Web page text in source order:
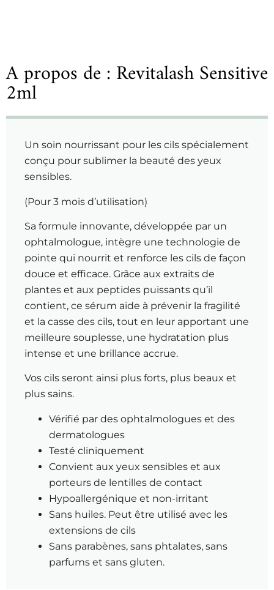
A propos de : Revitalash Sensitive
2ml
Un soin nourrissant pour les cils spécialement
conçu pour sublimer la beauté des yeux
sensibles.
(Pour 3 mois d’utilisation)
Sa formule innovante, développée par un
ophtalmologue, intègre une technologie de
pointe qui nourrit et renforce les cils de façon
douce et efficace. Grâce aux extraits de
plantes et aux peptides puissants qu’il
contient, ce sérum aide à prévenir la fragilité
et la casse des cils, tout en leur apportant une
meilleure souplesse, une hydratation plus
intense et une brillance accrue.
Vos cils seront ainsi plus forts, plus beaux et
plus sains.
Vérifié par des ophtalmologues et des
dermatologues
Testé cliniquement
Convient aux yeux sensibles et aux
porteurs de lentilles de contact
Hypoallergénique et non-irritant
Sans huiles. Peut être utilisé avec les
extensions de cils
Sans parabènes, sans phtalates, sans
parfums et sans gluten.